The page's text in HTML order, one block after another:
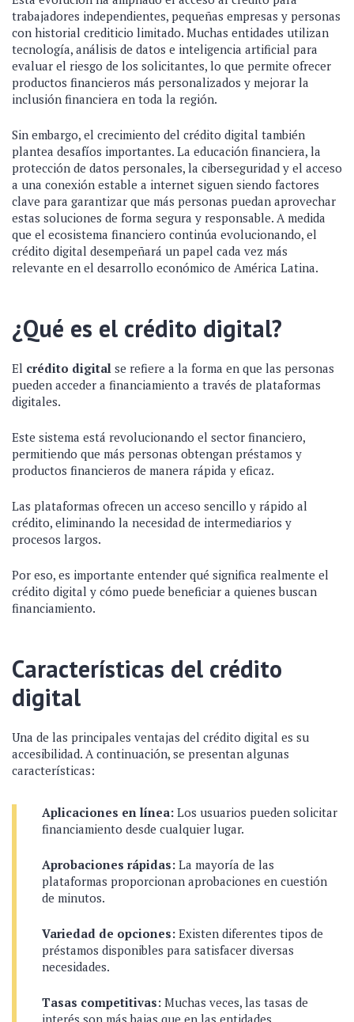
trabajadores independientes, pequeñas empresas y personas
con historial crediticio limitado. Muchas entidades utilizan
tecnología, análisis de datos e inteligencia artificial para
evaluar el riesgo de los solicitantes, lo que permite ofrecer
productos financieros más personalizados y mejorar la
inclusión financiera en toda la región.
Sin embargo, el crecimiento del crédito digital también
plantea desafíos importantes. La educación financiera, la
protección de datos personales, la ciberseguridad y el acceso
a una conexión estable a internet siguen siendo factores
clave para garantizar que más personas puedan aprovechar
estas soluciones de forma segura y responsable. A medida
que el ecosistema financiero continúa evolucionando, el
crédito digital desempeñará un papel cada vez más
relevante en el desarrollo económico de América Latina.
¿Qué es el crédito digital?
El crédito digital se refiere a la forma en que las personas
pueden acceder a financiamiento a través de plataformas
digitales.
Este sistema está revolucionando el sector financiero,
permitiendo que más personas obtengan préstamos y
productos financieros de manera rápida y eficaz.
Las plataformas ofrecen un acceso sencillo y rápido al
crédito, eliminando la necesidad de intermediarios y
procesos largos.
Por eso, es importante entender qué significa realmente el
crédito digital y cómo puede beneficiar a quienes buscan
financiamiento.
Características del crédito
digital
Una de las principales ventajas del crédito digital es su
accesibilidad. A continuación, se presentan algunas
características:
Aplicaciones en línea: Los usuarios pueden solicitar
financiamiento desde cualquier lugar.
Aprobaciones rápidas: La mayoría de las
plataformas proporcionan aprobaciones en cuestión
de minutos.
Variedad de opciones: Existen diferentes tipos de
préstamos disponibles para satisfacer diversas
necesidades.
Tasas competitivas: Muchas veces, las tasas de
interés son más bajas que en las entidades